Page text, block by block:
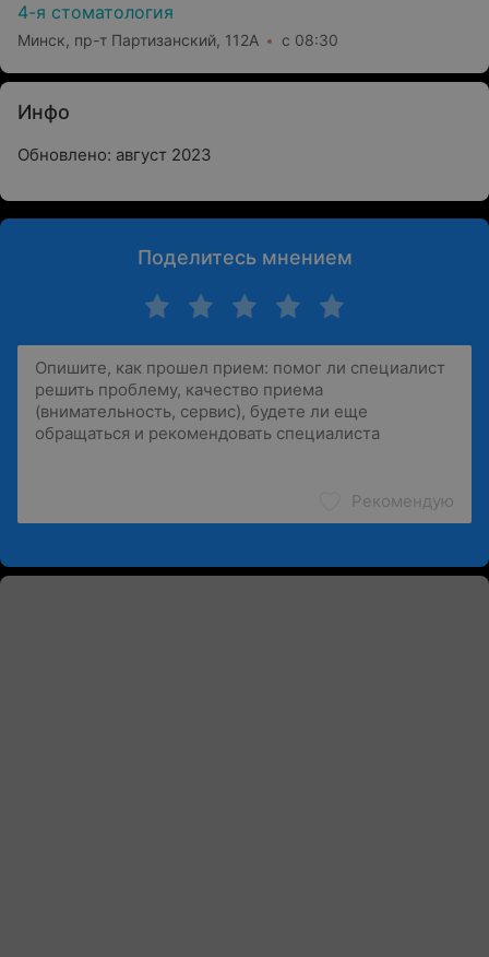
4-я стоматология
Минск, пр-т Партизанский, 112А с 08:30
Инфо
Обновлено: август 2023
Поделитесь мнением
Рекомендую